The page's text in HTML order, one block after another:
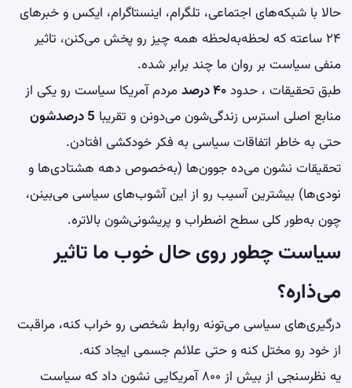
حالا با شبکه‌های اجتماعی، تلگرام، اینستاگرام، ایکس و خبرهای
۲۴ ساعته که لحظه‌به‌لحظه همه چیز رو پخش می‌کنن، تاثیر
منفی سیاست بر روان ما چند برابر شده.
طبق تحقیقات ، حدود۴۰ درصد
مردم آمریکا سیاست رو یکی از
منابع اصلی استرس زندگی‌شون می‌دونن و تقریبا 5 درصدشون
حتی به خاطر اتفاقات سیاسی به فکر خودکشی افتادن.
تحقیقات نشون می‌ده جوون‌ها (به‌خصوص دهه هشتادی‌ها و
نودی‌ها) بیشترین آسیب رو از این آشوب‌های سیاسی می‌بینن،
چون به‌طور کلی سطح اضطرابو پریشونی‌شون بالاتره.
سیاست چطور روی حال خوب ما تاثیر
می‌ذاره؟
درگیری‌های سیاسی می‌تونه روابط شخصی رو خراب کنه، مراقبت
از خود رو مختل کنه و حتی علائم جسمی ایجاد کنه.
یه نظرسنجی از بیش از ۸۰۰ آمریکایی نشون داد که سیاست